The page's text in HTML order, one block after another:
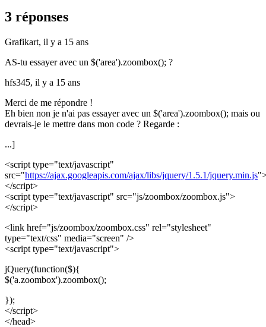
3 réponses
Grafikart, il y a 15 ans
AS-tu essayer avec un $('area').zoombox(); ?
hfs345, il y a 15 ans
Merci de me répondre !
Eh bien non je n'ai pas essayer avec un $('area').zoombox(); mais ou
devrais-je le mettre dans mon code ? Regarde :
...]
<script type="text/javascript"
src="https://ajax.googleapis.com/ajax/libs/jquery/1.5.1/jquery.min.js
</script>
<script type="text/javascript" src="js/zoombox/zoombox.js">
</script>
<link href="js/zoombox/zoombox.css" rel="stylesheet"
type="text/css" media="screen" />
<script type="text/javascript">
jQuery(function($){
$('a.zoombox').zoombox();
});
</script>
</head>